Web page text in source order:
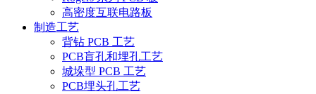
高密度互联电路板
制造工艺
背钻 PCB 工艺
PCB盲孔和埋孔工艺
城垛型 PCB 工艺
PCB埋头孔工艺